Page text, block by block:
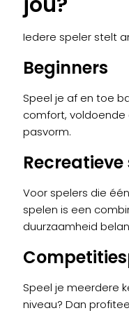
Iedere speler stelt
Beginners
Speel je af en toe
comfort,
pasvorm.
Recreatieve
Voor spelers die
spelen is een
duurzaamheid
Speel je meerdere
niveau? Dan